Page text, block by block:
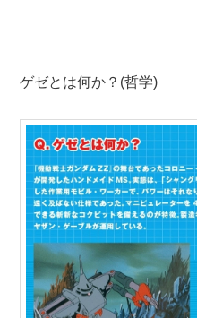
ゲゼとは何か？(哲学)